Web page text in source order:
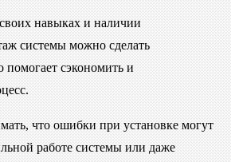
навыках и наличии
системы можно сделать
помогает сэкономить и
что ошибки при установке могут
работе системы или даже